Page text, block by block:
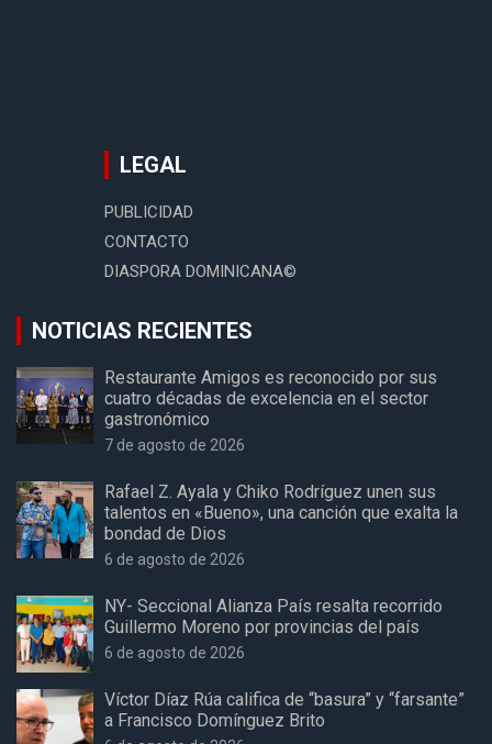
LEGAL
PUBLICIDAD
CONTACTO
DIASPORA DOMINICANA©
NOTICIAS RECIENTES
Restaurante Amigos es reconocido por sus
cuatro décadas de excelencia en el sector
gastronómico
7 de agosto de 2026
Rafael Z. Ayala y Chiko Rodríguez unen sus
talentos en «Bueno», una canción que exalta la
bondad de Dios
6 de agosto de 2026
NY- Seccional Alianza País resalta recorrido
Guillermo Moreno por provincias del país
6 de agosto de 2026
Víctor Díaz Rúa califica de “basura” y “farsante”
a Francisco Domínguez Brito